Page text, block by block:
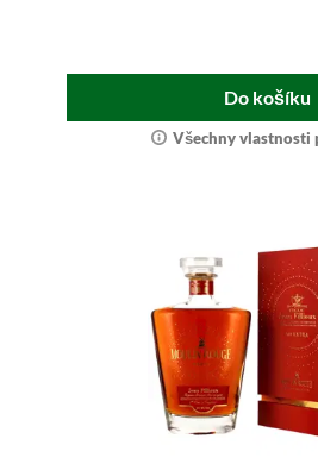
Do košíku
Všechny vlastnosti